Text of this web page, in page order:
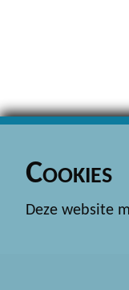
Cookies
Deze website